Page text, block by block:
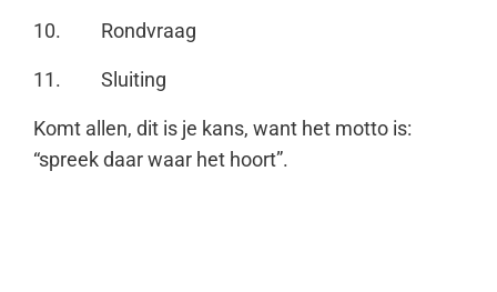
10. Rondvraag
11. Sluiting
Komt allen, dit is je kans, want het motto is:
“spreek daar waar het hoort”.